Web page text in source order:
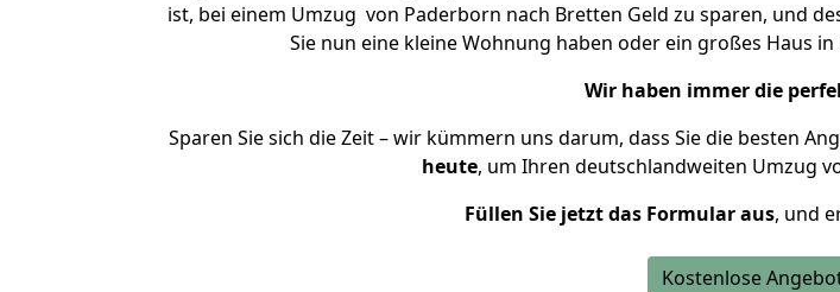
ist, bei einem Umzug von Paderborn nach Bretten Geld zu sparen, und
Sie nun eine kleine Wohnung haben oder ein großes Haus
Wir haben immer die
Sparen Sie sich die Zeit – wir kümmern uns darum, dass Sie die besten
heute, um Ihren deutschlandweiten Umzug
Füllen Sie jetzt das Formular aus, und
Kostenlose